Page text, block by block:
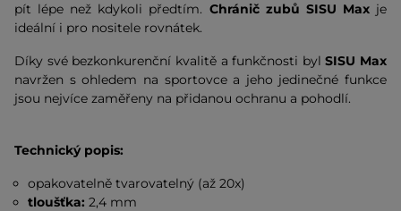
pít lépe než kdykoli předtím. Chránič zubů SISU Maxje
ideální i pro nositele rovnátek.
Díky své bezkonkurenční kvalitě a funkčnosti bylSISU Max
navržen s ohledem na sportovce a jeho jedinečné funkce
jsou nejvíce zaměřeny na přidanou ochranu a pohodlí.
Technický popis:
opakovatelně tvarovatelný (až 20x)
tloušťka: 2,4 mm